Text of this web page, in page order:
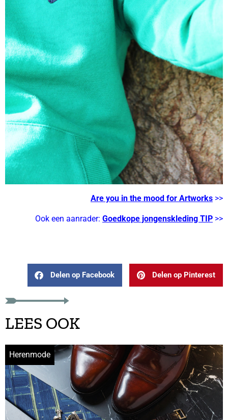
Are you in the mood for Artworks >>
Ook een aanrader: Goedkope jongenskleding TIP >>
Delen op Facebook Delen op Pinterest
LEES OOK
Herenmode